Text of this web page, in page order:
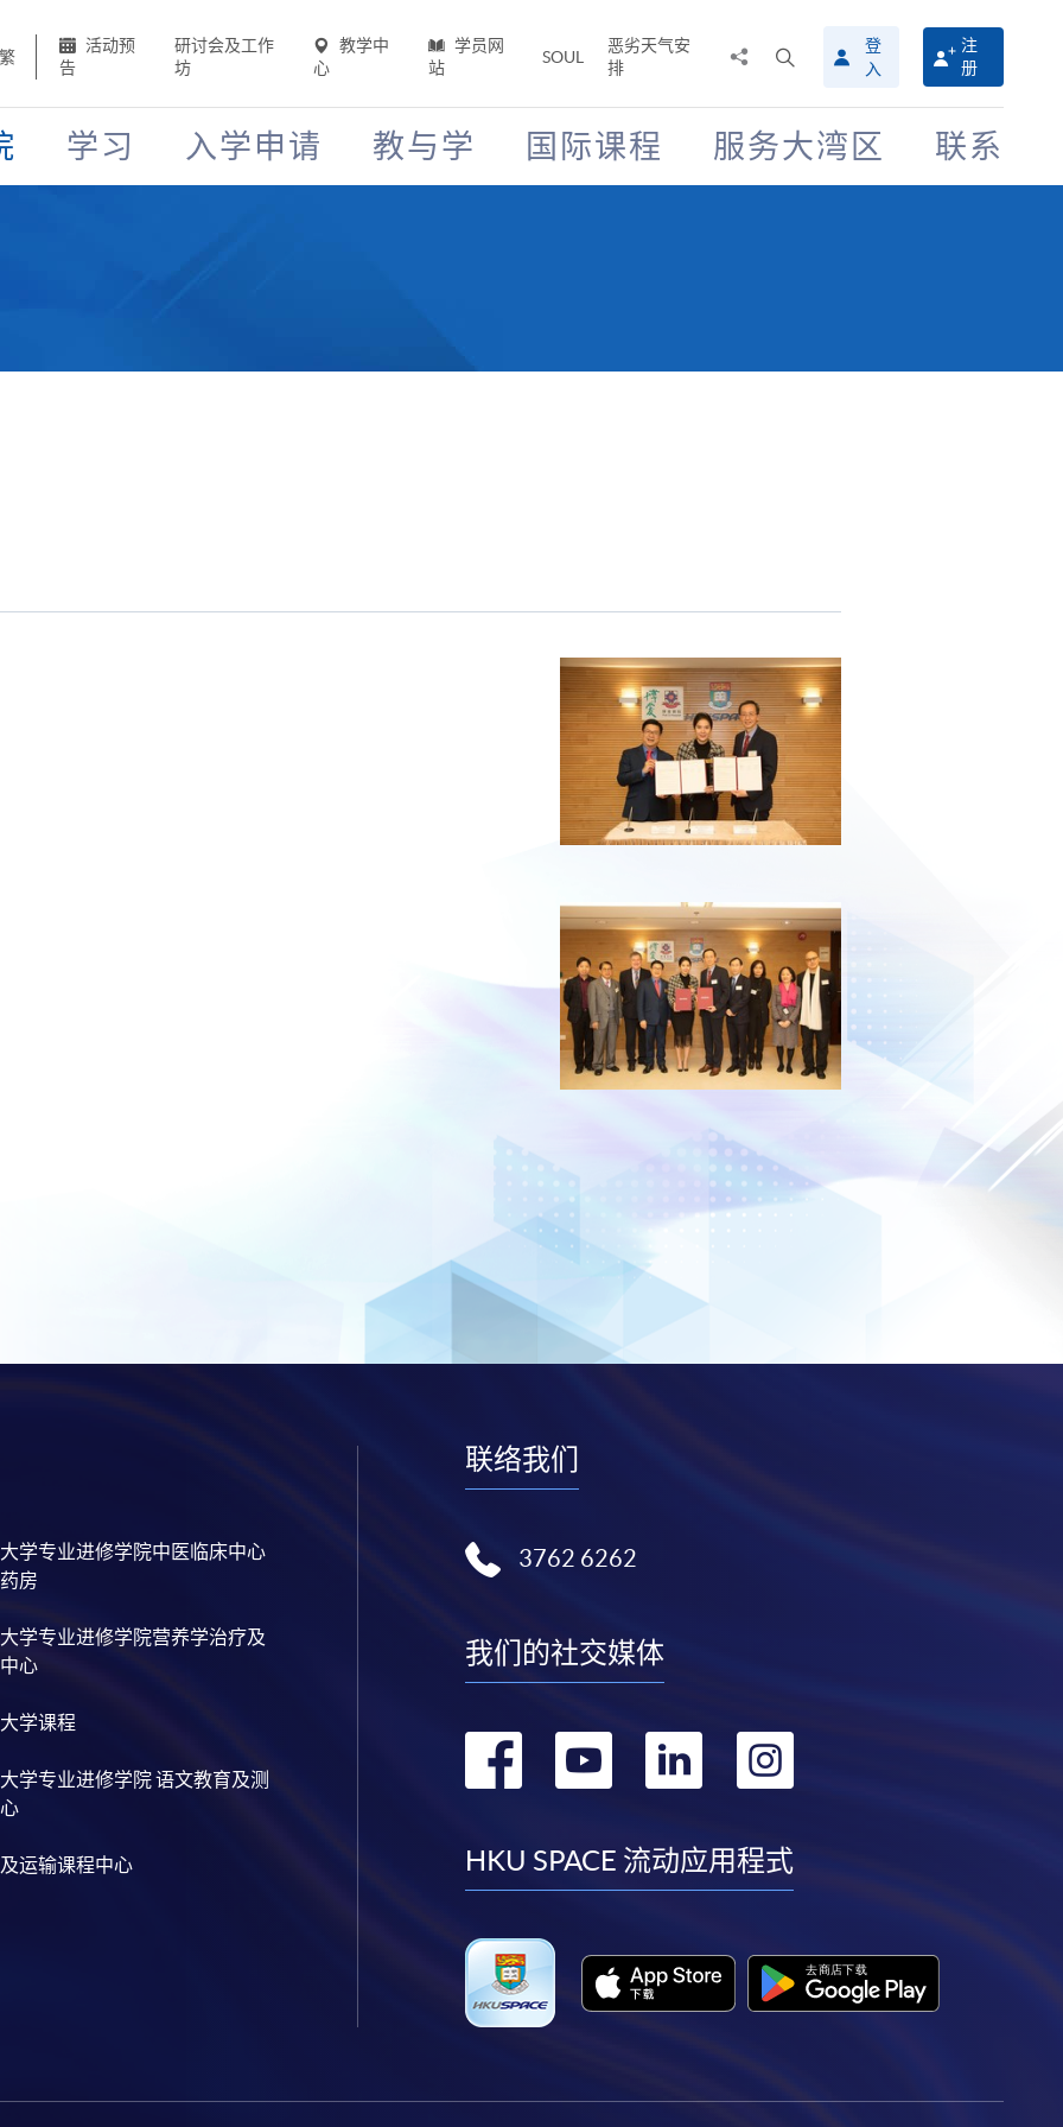
繁
活动预
告
研讨会及工作
坊
教学中
心
学员网
站
SOUL
恶劣天气安
排
搜
寻
介
面
登
入
注
册
学习 入学申请 教与学 国际课程 服务大湾区 联系
学专业进修学院中医临床中心
房
学专业进修学院营养学治疗及
心
学课程
学专业进修学院 语文教育及测
运输课程中心
联络我们
3762 6262
我们的社交媒体
转
facebook
转
youtube
转
linkedininstagram
HKU SPACE 流动应用程式